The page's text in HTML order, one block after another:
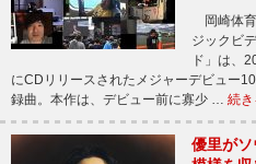
岡崎体育
ジックビ
ド」は、
にCDリリースされたメジャーデビュー
録曲。本作は、デビュー前に寡少 … 続
優里が